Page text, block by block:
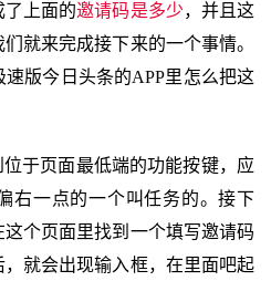
了上面的邀请码是多少，并且这
就来完成接下来的一个事情。
版今日头条的APP里怎么把这
于页面最低端的功能按键，应
右一点的一个叫任务的。接下
个页面里找到一个填写邀请码
就会出现输入框，在里面吧起